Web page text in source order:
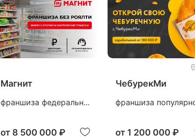
Магнит
франшиза федеральн...
от 8 500 000 ₽
ЧебурекМи
франшиза
от 1 200 000 ₽